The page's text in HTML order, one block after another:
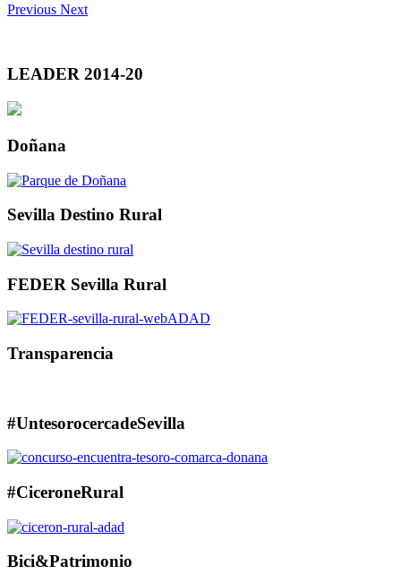
Previous Next
LEADER 2014-20
Doñana
Sevilla Destino Rural
FEDER Sevilla Rural
Transparencia
#UntesorocercadeSevilla
#CiceroneRural
Bici&Patrimonio